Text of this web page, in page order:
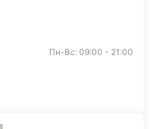
Пн-Вс: 09:00 - 21:00